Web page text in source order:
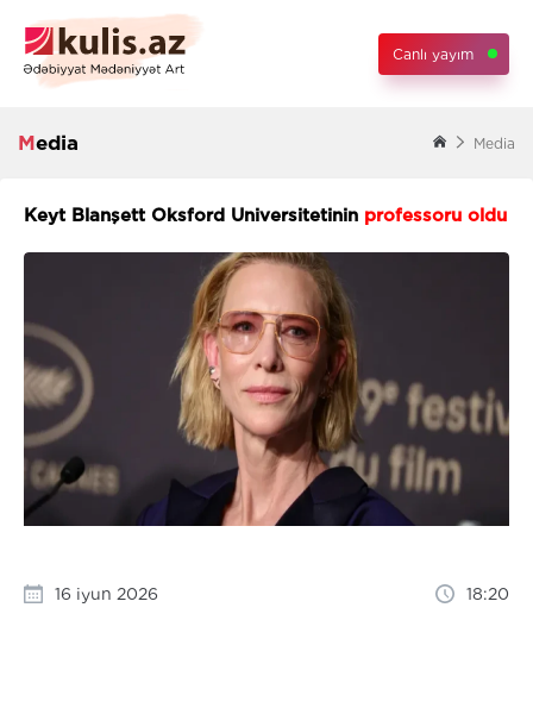
Canlı yayım
Media Media
Keyt Blanşett Oksford Universitetinin professoru oldu
16 iyun 2026 18:20